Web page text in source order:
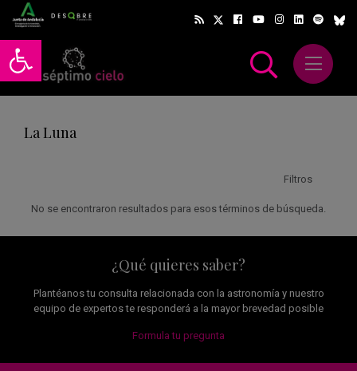
Abrir barra de herramientas
Abrir
La Luna
Filtros
No se encontraron resultados para esos términos de búsqueda.
¿Qué quieres saber?
Plantéanos tu consulta relacionada con la astronomía y nuestro
equipo de expertos te responderá a la mayor brevedad posible
Formula tu pregunta